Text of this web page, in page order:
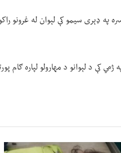
په ډېری سیمو کې لېوان له غرونو
ژمي کې د لېوانو د مهارولو لپاره ګام